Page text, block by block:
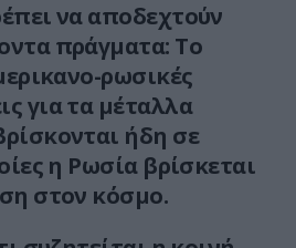
να αποδεχτούν
πράγματα: Tο
ρωσικές
για τα μέταλλα
ήδη σε
η Ρωσία βρίσκεται
στον κόσμο.